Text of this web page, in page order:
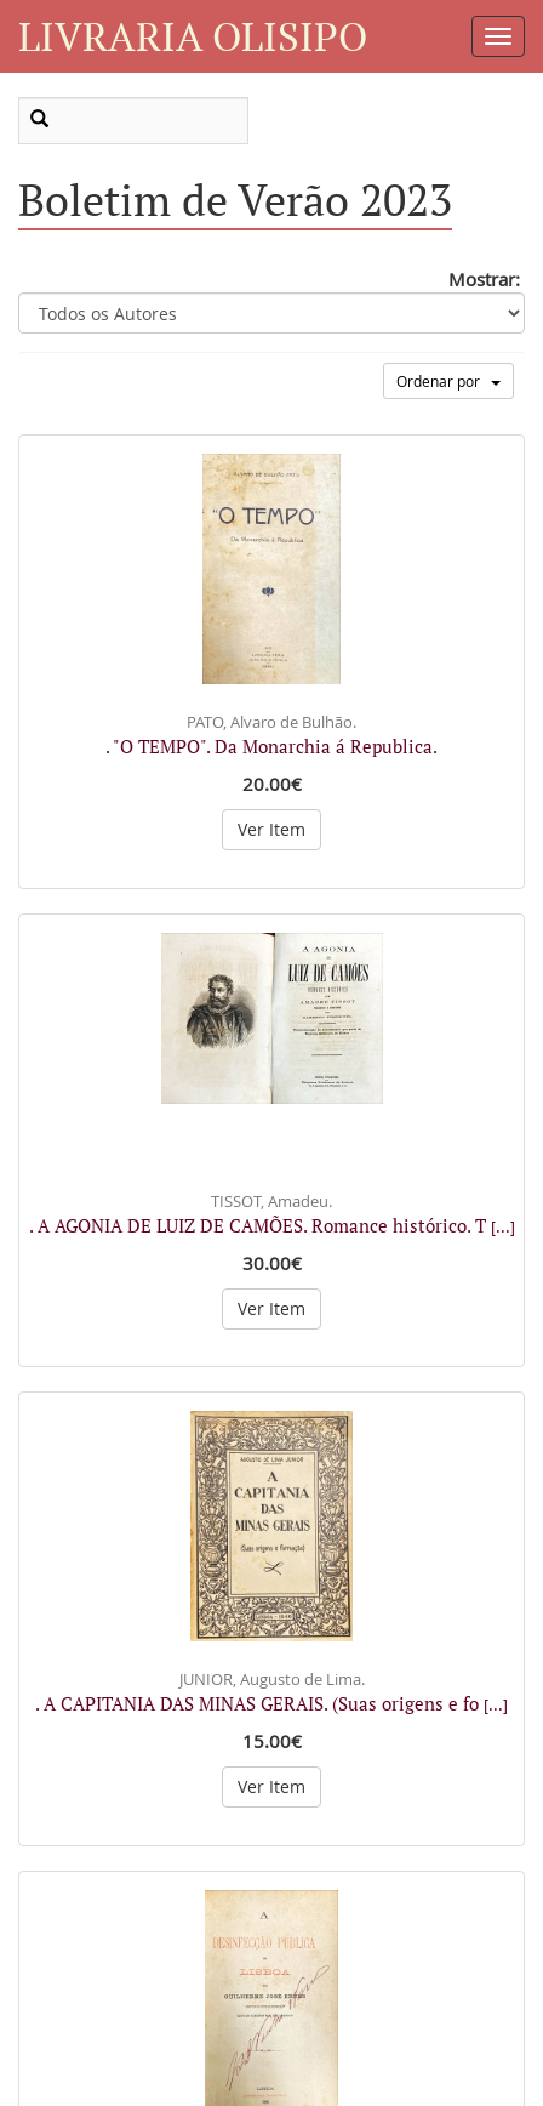
LIVRARIA OLISIPO
Boletim de Verão 2023
Mostrar:
Ordenar por
PATO, Alvaro de Bulhão.
. "O TEMPO". Da Monarchia á Republica.
20.00€
Ver Item
TISSOT, Amadeu.
. A AGONIA DE LUIZ DE CAMÕES. Romance histórico. T [...]
30.00€
Ver Item
JUNIOR, Augusto de Lima.
. A CAPITANIA DAS MINAS GERAIS. (Suas origens e fo [...]
15.00€
Ver Item